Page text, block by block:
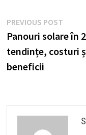
Navigare
în
articole
PREVIOUS POST
post:
Panouri solare în
tendințe, costuri
beneficii